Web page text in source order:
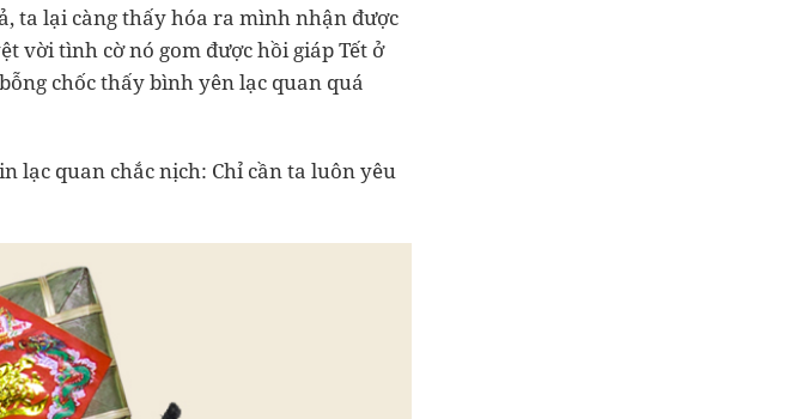
ta lại càng thấy hóa ra mình nhận được
vời tình cờ nó gom được hồi giáp Tết ở
chốc thấy bình yên lạc quan quá
lạc quan chắc nịch: Chỉ cần ta luôn yêu